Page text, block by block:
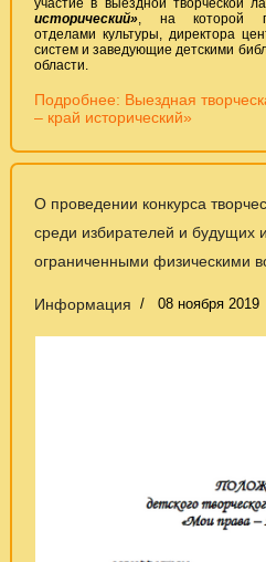
участие в выездной творческой
исторический», на которой
отделами культуры, директора
систем и заведующие детскими
области.
Подробнее: Выездная
– край исторический»
О проведении конкурса
среди избирателей и будущих
ограниченными физическими
Информация 08 ноября 2019